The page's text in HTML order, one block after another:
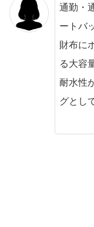
通勤・
ートバ
財布に
る大容
耐水性
グとし